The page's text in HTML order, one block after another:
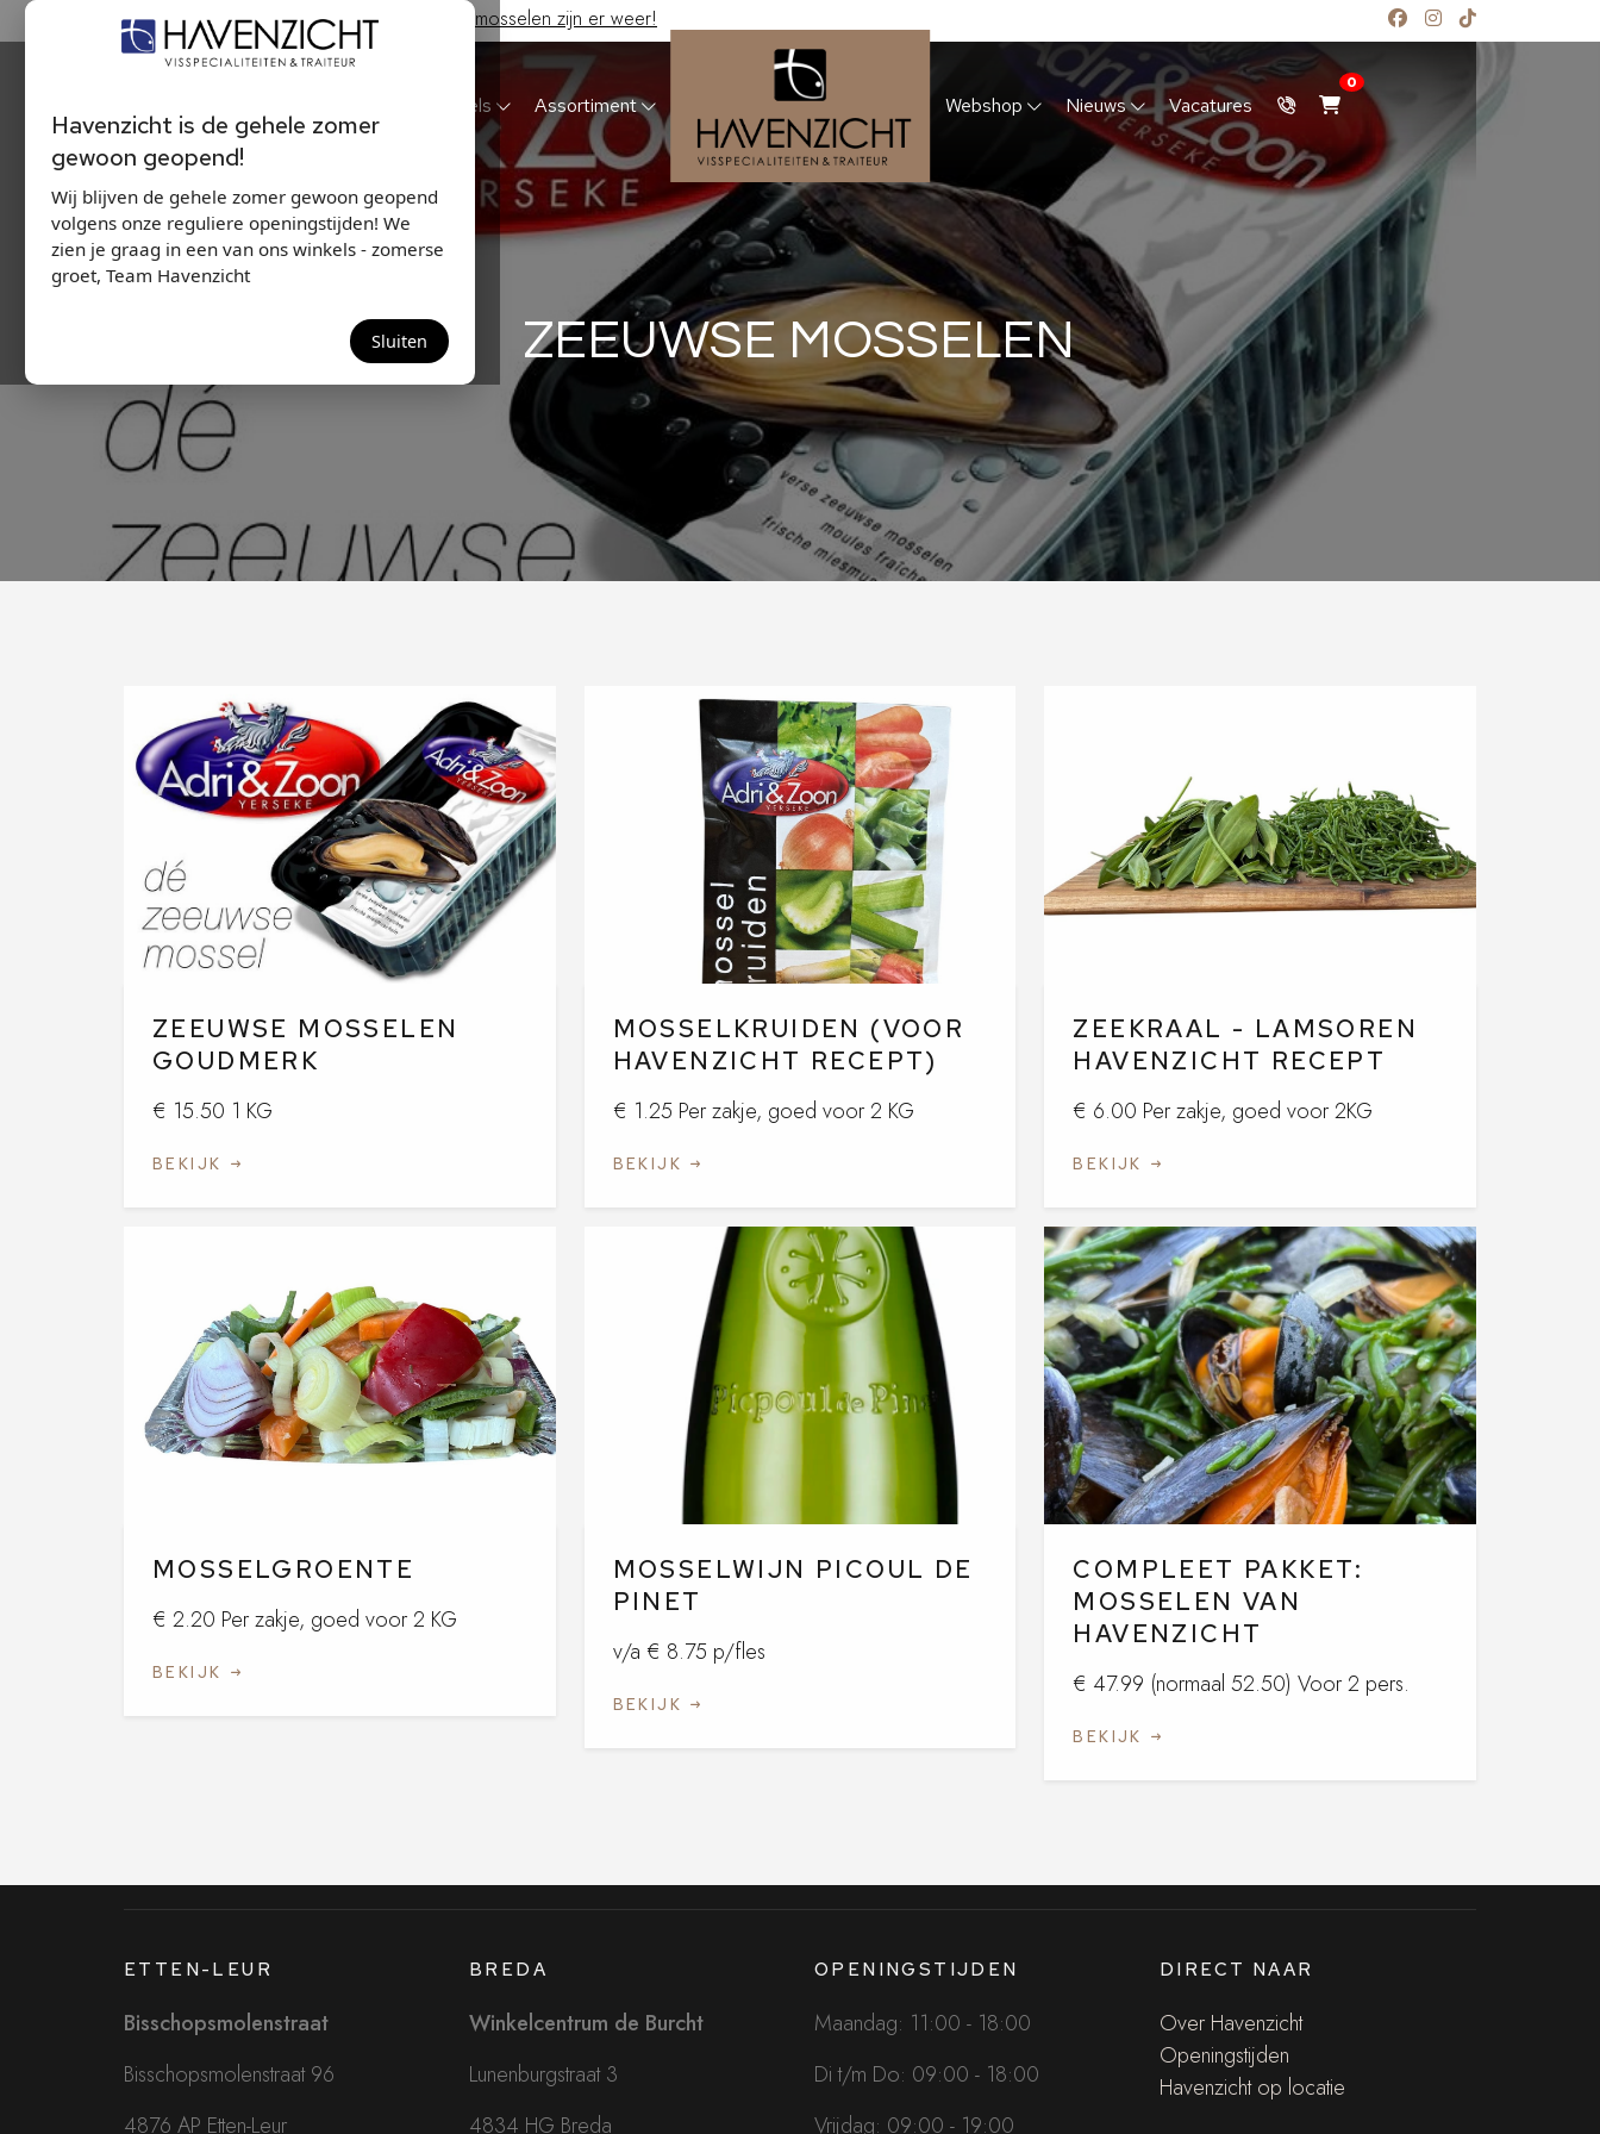
Havenzicht is de gehele zomer
gewoon geopend!
Wij blijven de gehele zomer gewoon geopend
volgens onze reguliere openingstijden! We
zien je graag in een van ons winkels - zomerse
groet, Team Havenzicht
Sluiten
Hollandse Nieuwe & Zeeuwse bodem mosselen zijn er weer!
Winkels Assortiment Webshop Nieuws Vacatures
0
ZEEUWSE MOSSELEN
ZEEUWSE MOSSELEN
GOUDMERK
€ 15.50 1 KG
BEKIJK
MOSSELKRUIDEN (VOOR
HAVENZICHT RECEPT)
€ 1.25 Per zakje, goed voor 2 KG
BEKIJK
ZEEKRAAL - LAMSOREN
HAVENZICHT RECEPT
€ 6.00 Per zakje, goed voor 2KG
BEKIJK
MOSSELGROENTE
€ 2.20 Per zakje, goed voor 2 KG
BEKIJK
MOSSELWIJN PICOUL DE
PINET
v/a € 8.75 p/fles
BEKIJK
COMPLEET PAKKET:
MOSSELEN VAN
HAVENZICHT
€ 47.99 (normaal 52.50) Voor 2 pers.
BEKIJK
ETTEN-LEUR
Bisschopsmolenstraat
Bisschopsmolenstraat 96
4876 AP Etten-Leur
BREDA
Winkelcentrum de Burcht
Lunenburgstraat 3
4834 HG Breda
OPENINGSTIJDEN
Maandag: 11:00 - 18:00
Di t/m Do: 09:00 - 18:00
Vrijdag: 09:00 - 19:00
DIRECT NAAR
Over Havenzicht
Openingstijden
Havenzicht op locatie